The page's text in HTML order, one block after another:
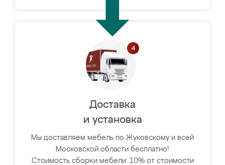
Доставка
и установка
Мы доставляем мебель по Жуковскому и всей
Московской области бесплатно!
Стоимость сборки мебели: 10% от стоимости